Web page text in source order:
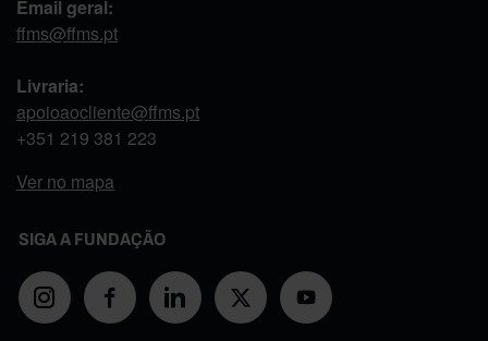
Email geral:
ffms@ffms.pt
Livraria:
apoioaocliente@ffms.pt
+351 219 381 223
Ver no mapa
SIGA A FUNDAÇÃO